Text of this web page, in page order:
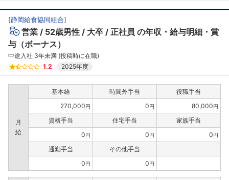
[静岡給食協同組合]
営業 52歳男性 大卒 正社員 の年収・給与明細・賞
与（ボーナス）
中途入社 3年未満 (投稿時に在職)
1.2
2025年度
月
給
基本給 時間外手当
役職手当
270,000円 0円 80,000円
資格手当 住宅手当
家族手当
0円 0円 0円
通勤手当
その他手当
0円 0円